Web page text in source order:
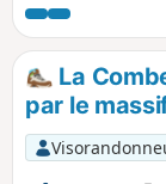
patrimoine, de
pouvez choisir
parcours "adulte
des questions à
de 6 à 11 ans).
fait uniquement
"adulte".
La
par le